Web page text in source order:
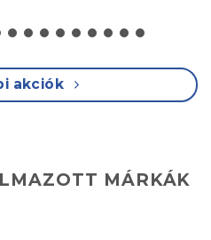
akciók
MÁRKÁK